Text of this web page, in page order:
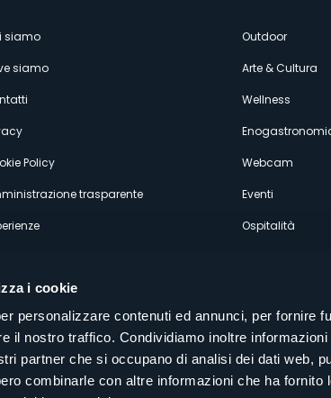
i cookie
personalizzare contenuti ed annunci, per fornire
il nostro traffico. Condividiamo inoltre
partner che si occupano di analisi dei dati web,
combinarle con altre informazioni che ha fornito
siamo
siamo
Policy
trasparente
Outdoor
Arte & Cultura
Wellness
Webcam
Eventi
Ospitalità
- Italy
Seguici sui